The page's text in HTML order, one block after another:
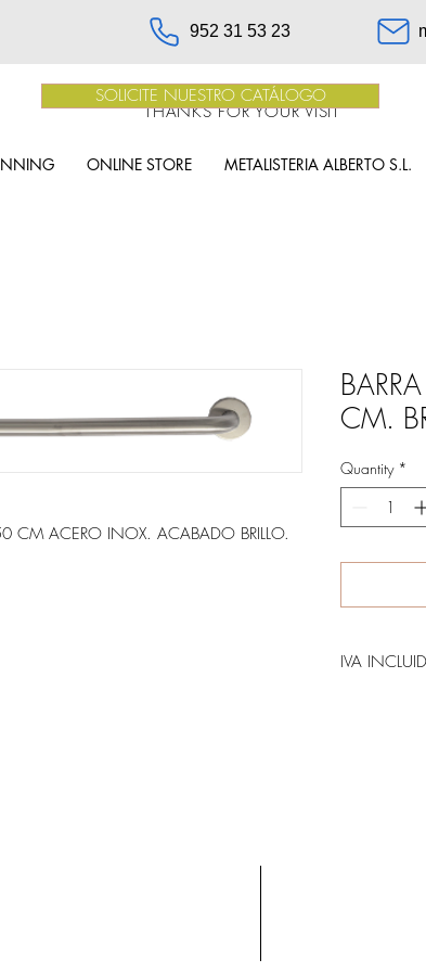
952 31 53 23
THANKS FOR YOUR VISIT
ONLINE STORE METALISTERIA ALBERTO S.L.
SOLICITE NUESTRO CATÁLOGO
CM ACERO INOX. ACABADO BRILLO.
CM.
Quantity *
IVA